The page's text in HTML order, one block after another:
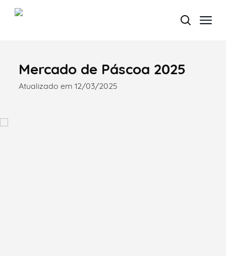
Termo de Pesquisa
Mercado de Páscoa 2025
Atualizado em 12/03/2025